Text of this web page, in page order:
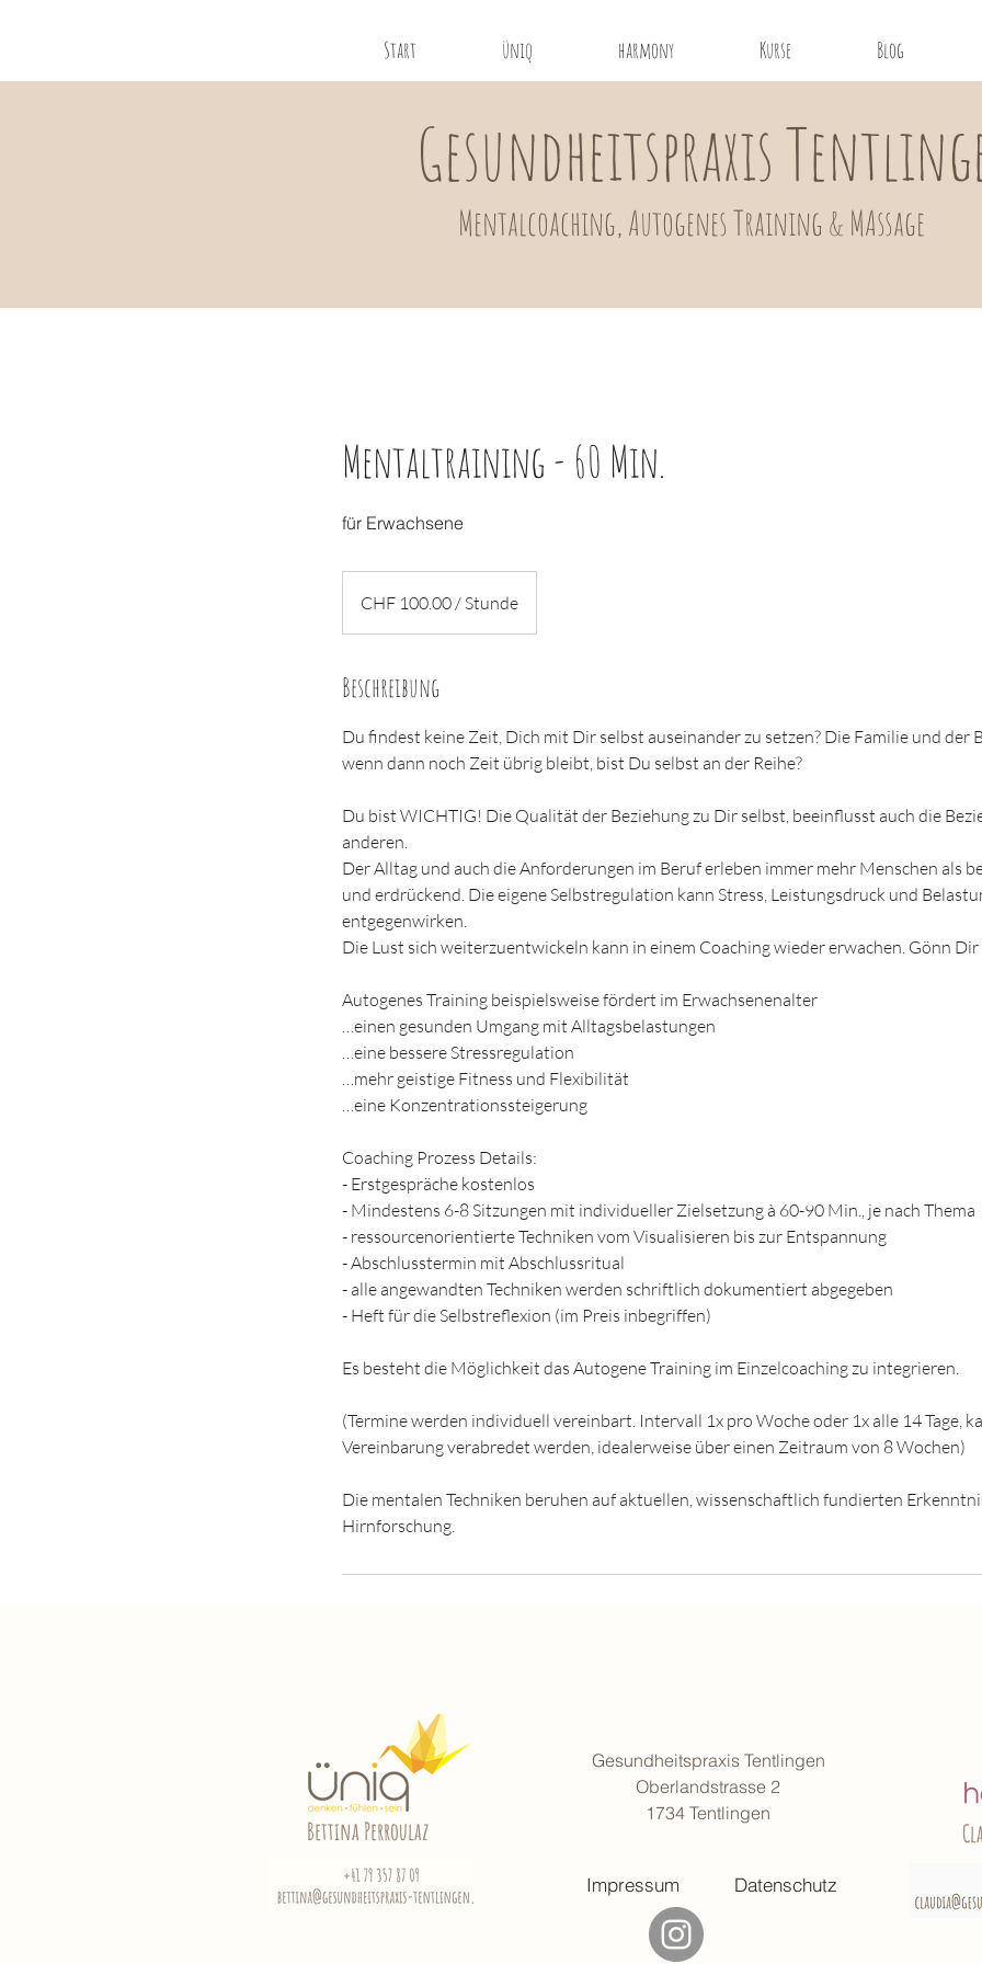
Start üniq harmony Kurse Blog
Mentaltraining - 60 Min.
für Erwachsene
CHF 100.00 / Stunde
Beschreibung
Du findest keine Zeit, Dich mit Dir selbst auseinander zu setzen? Die Familie und der
wenn dann noch Zeit übrig bleibt, bist Du selbst an der Reihe?
Du bist WICHTIG! Die Qualität der Beziehung zu Dir selbst, beeinflusst auch die
anderen.
Der Alltag und auch die Anforderungen im Beruf erleben immer mehr Menschen als
und erdrückend. Die eigene Selbstregulation kann Stress, Leistungsdruck und
entgegenwirken.
Die Lust sich weiterzuentwickeln kann in einem Coaching wieder erwachen. Gönn
Autogenes Training beispielsweise fördert im Erwachsenenalter
…einen gesunden Umgang mit Alltagsbelastungen
…eine bessere Stressregulation
…mehr geistige Fitness und Flexibilität
…eine Konzentrationssteigerung
Coaching Prozess Details:
- Erstgespräche kostenlos
- Mindestens 6-8 Sitzungen mit individueller Zielsetzung à 60-90 Min., je nach Thema
- ressourcenorientierte Techniken vom Visualisieren bis zur Entspannung
- Abschlusstermin mit Abschlussritual
- alle angewandten Techniken werden schriftlich dokumentiert abgegeben
- Heft für die Selbstreflexion (im Preis inbegriffen)
Es besteht die Möglichkeit das Autogene Training im Einzelcoaching zu integrieren.
(Termine werden individuell vereinbart. Intervall 1x pro Woche oder 1x alle 14 Tage,
Vereinbarung verabredet werden, idealerweise über einen Zeitraum von 8 Wochen)
Die mentalen Techniken beruhen auf aktuellen, wissenschaftlich fundierten
Hirnforschung.
Gesundheitspraxis
Mentalcoaching, Autogenes Training& MAssage
Bettina Perroulaz
Gesundheitspraxis Tentlingen
Oberlandstrasse 2
1734 Tentlingen
Impressum Datenschutz